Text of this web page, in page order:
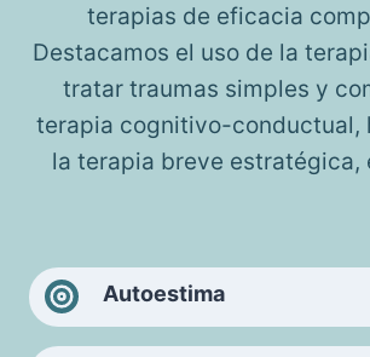
terapias de eficacia
Destacamos el uso de la
tratar traumas simples y
terapia cognitivo-conductual,
la terapia breve estratégica,
Autoestima